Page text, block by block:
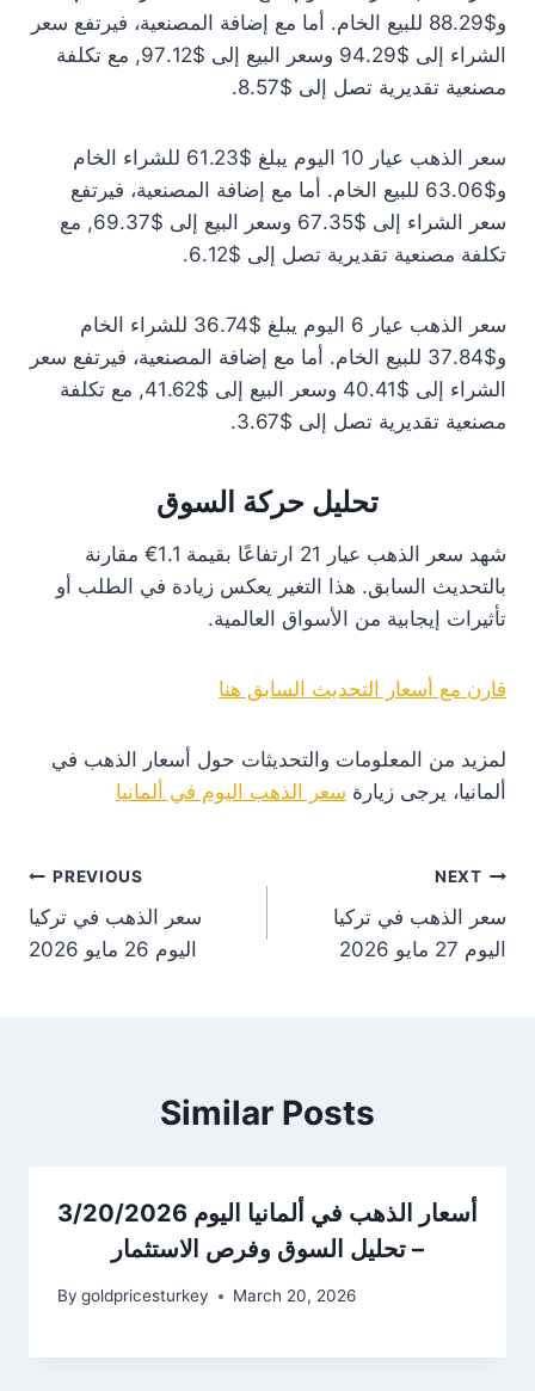
و$88.29 للبيع الخام. أما مع إضافة المصنعية، فيرتفع سعر
الشراء إلى $94.29 وسعر البيع إلى $97.12, مع تكلفة
مصنعية تقديرية تصل إلى $8.57.
سعر الذهب عيار 10 اليوم يبلغ $61.23 للشراء الخام
و$63.06 للبيع الخام. أما مع إضافة المصنعية، فيرتفع
سعر الشراء إلى $67.35 وسعر البيع إلى $69.37, مع
تكلفة مصنعية تقديرية تصل إلى $6.12.
سعر الذهب عيار 6 اليوم يبلغ $36.74 للشراء الخام
و$37.84 للبيع الخام. أما مع إضافة المصنعية، فيرتفع سعر
الشراء إلى $40.41 وسعر البيع إلى $41.62, مع تكلفة
مصنعية تقديرية تصل إلى $3.67.
تحليل حركة السوق
شهد سعر الذهب عيار 21 ارتفاعًا بقيمة 1.1€ مقارنة
بالتحديث السابق. هذا التغير يعكس زيادة في الطلب أو
تأثيرات إيجابية من الأسواق العالمية.
قارن مع أسعار التحديث السابق هنا
لمزيد من المعلومات والتحديثات حول أسعار الذهب في
ألمانيا، يرجى زيارة سعر الذهب اليوم في ألمانيا
PREVIOUS
سعر الذهب في تركيا
اليوم 26 مايو 2026
NEXT
سعر الذهب في تركيا
اليوم 27 مايو 2026
Similar Posts
أسعار الذهب في ألمانيا اليوم 3/20/2026
– تحليل السوق وفرص الاستثمار
By goldpricesturkey March 20, 2026